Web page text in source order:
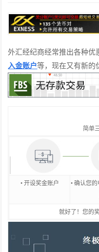
外汇经纪商经常推出各种
入金账户等，现在又有新的
简单
• 开设奖金账户
• 确认您
就好了！您的